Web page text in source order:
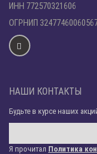
ИНН 772570321606
ОГРНИП
НАШИ КОНТАКТЫ
Будьте в курсе наших
Я прочитал Политика